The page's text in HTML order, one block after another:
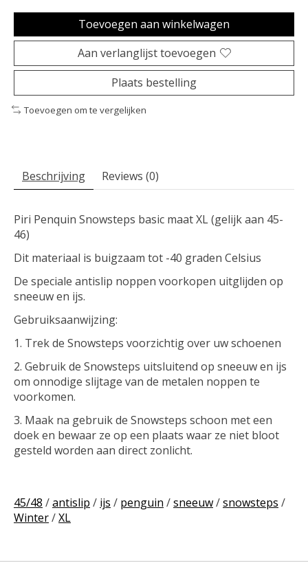
Toevoegen aan winkelwagen
Aan verlanglijst toevoegen
Plaats bestelling
Toevoegen om te vergelijken
Beschrijving Reviews (0)
Piri Penquin Snowsteps basic maat XL (gelijk aan 45-
46)
Dit materiaal is buigzaam tot -40 graden Celsius
De speciale antislip noppen voorkopen uitglijden op
sneeuw en ijs.
Gebruiksaanwijzing:
1. Trek de Snowsteps voorzichtig over uw schoenen
2. Gebruik de Snowsteps uitsluitend op sneeuw en ijs
om onnodige slijtage van de metalen noppen te
voorkomen.
3. Maak na gebruik de Snowsteps schoon met een
doek en bewaar ze op een plaats waar ze niet bloot
gesteld worden aan direct zonlicht.
45/48 /antislip / ijs / penguin /sneeuw/snowsteps /
Winter/XL